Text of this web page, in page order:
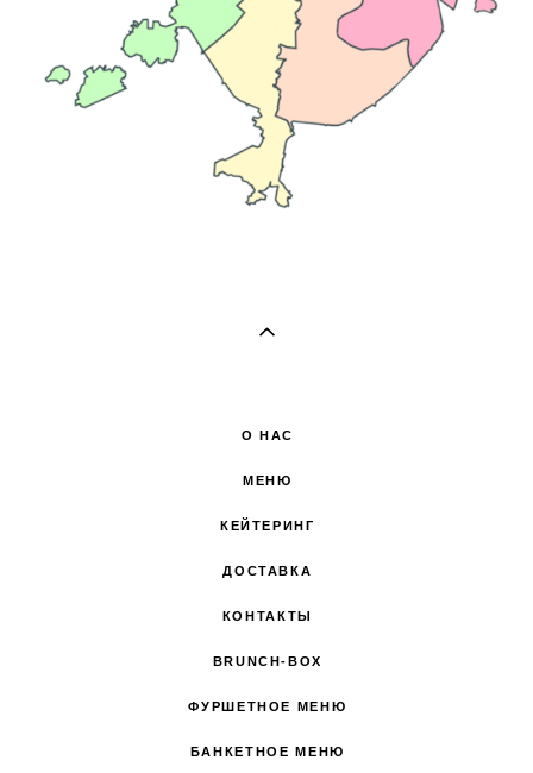
О НАС
МЕНЮ
КЕЙТЕРИНГ
ДОСТАВКА
КОНТАКТЫ
BRUNCH-BOX
ФУРШЕТНОЕ МЕНЮ
БАНКЕТНОЕ МЕНЮ